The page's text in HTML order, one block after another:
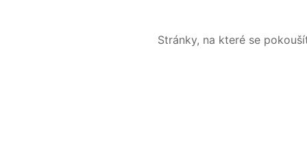
Stránky, na které se